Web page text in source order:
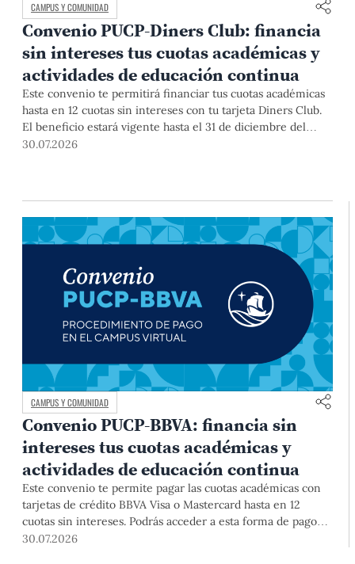
CAMPUS Y COMUNIDAD
Convenio PUCP-Diners Club: financia
sin intereses tus cuotas académicas y
actividades de educación continua
Este convenio te permitirá financiar tus cuotas académicas
hasta en 12 cuotas sin intereses con tu tarjeta Diners Club.
El beneficio estará vigente hasta el 31 de diciembre del
2026 para pregrado y posgrado, así como para deudas de
30.07.2026
CAMPUS Y COMUNIDAD
Convenio PUCP-BBVA: financia sin
intereses tus cuotas académicas y
actividades de educación continua
Este convenio te permite pagar las cuotas académicas con
tarjetas de crédito BBVA Visa o Mastercard hasta en 12
cuotas sin intereses. Podrás acceder a esta forma de pago
hasta el 31 de diciembre del 2026 para pregrado y posgrado,
30.07.2026